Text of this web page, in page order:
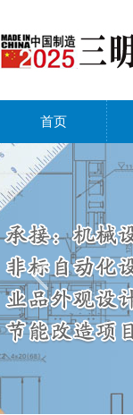
首页